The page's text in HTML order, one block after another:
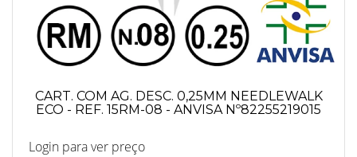
CART. COM AG. DESC. 0,25MM NEEDLEWALK
ECO - REF. 15RM-08 - ANVISA Nº82255219015
Login para ver preço